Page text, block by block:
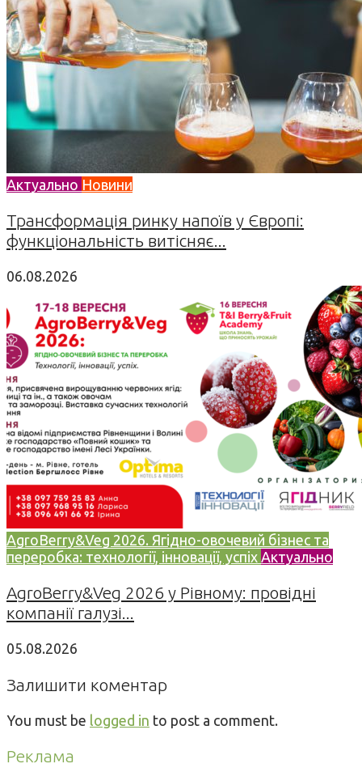
Актуально Новини
Трансформація ринку напоїв у Європі:
функціональність витісняє...
06.08.2026
AgroBerry&Veg 2026. Ягідно-овочевий бізнес та
переробка: технології, інновації, успіх Актуально
AgroBerry&Veg 2026 у Рівному: провідні
компанії галузі...
05.08.2026
Залишити коментар
You must be logged in to post a comment.
Реклама